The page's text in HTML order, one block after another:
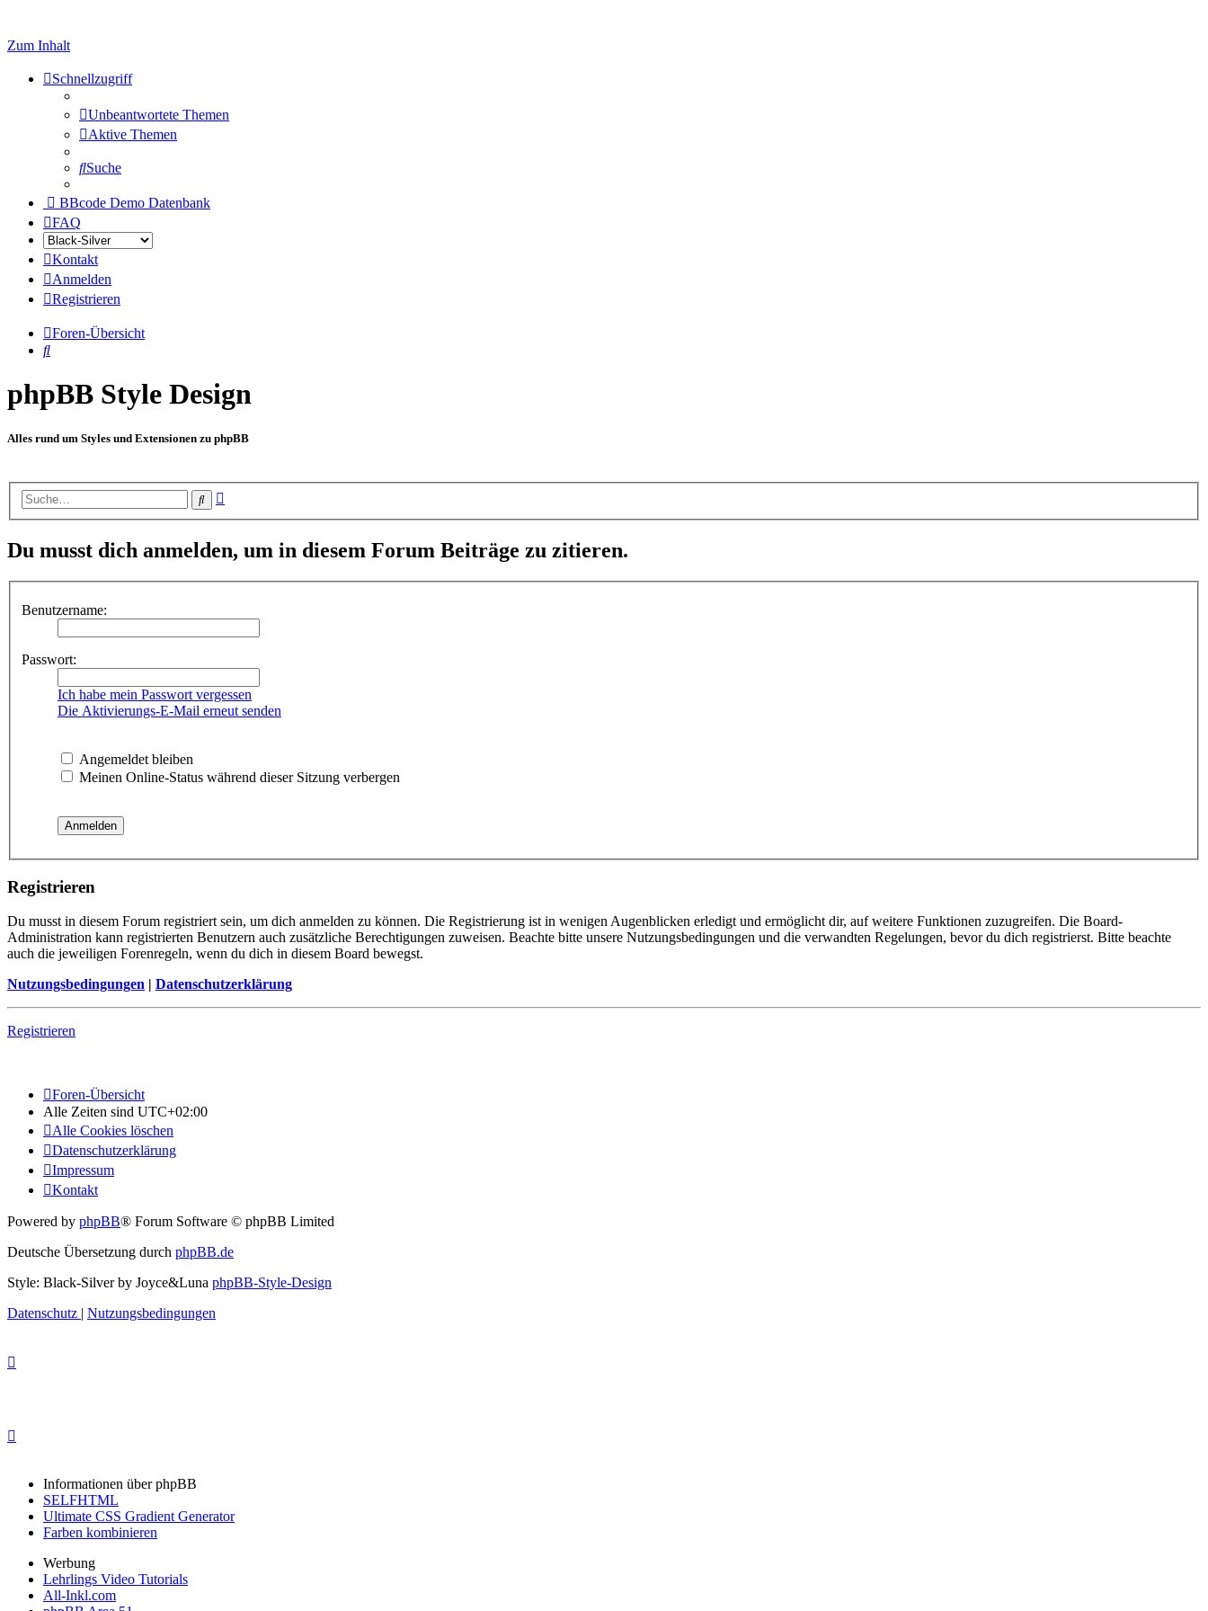
Zum Inhalt
Schnellzugriff
Unbeantwortete Themen
Aktive Themen
Suche
BBcode Demo Datenbank
FAQ
Kontakt
Anmelden
Registrieren
Foren-Übersicht
Suche
phpBB Style Design
Alles rund um Styles und Extensionen zu phpBB
Suche
Du musst dich anmelden, um in diesem Forum Beiträge zu zitieren.
Benutzername:
Passwort:
Ich habe mein Passwort vergessen
Die Aktivierungs-E-Mail erneut senden
Angemeldet bleiben
Meinen Online-Status während dieser Sitzung verbergen
Registrieren
Du musst in diesem Forum registriert sein, um dich anmelden zu können. Die Registrierung ist in wenigen Augenblicken erledigt und ermöglicht dir, auf weitere Funktionen zuzugreifen. Die Board-
Administration kann registrierten Benutzern auch zusätzliche Berechtigungen zuweisen. Beachte bitte unsere Nutzungsbedingungen und die verwandten Regelungen, bevor du dich registrierst. Bitte beachte
auch die jeweiligen Forenregeln, wenn du dich in diesem Board bewegst.
Nutzungsbedingungen | Datenschutzerklärung
Registrieren
Foren-Übersicht
Alle Zeiten sind UTC+02:00
Alle Cookies löschen
Datenschutzerklärung
Impressum
Kontakt
Powered by phpBB® Forum Software © phpBB Limited
Deutsche Übersetzung durch phpBB.de
Style: Black-Silver by Joyce&Luna phpBB-Style-Design
Datenschutz | Nutzungsbedingungen
Informationen über phpBB
SELFHTML
Ultimate CSS Gradient Generator
Farben kombinieren
Werbung
Lehrlings Video Tutorials
All-Inkl.com